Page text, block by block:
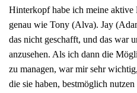
Hinterkopf habe ich meine aktive
genau wie Tony (Alva). Jay
das nicht geschafft, und das war
anzusehen. Als ich dann die
zu managen, war mir sehr
die sie haben, bestmöglich